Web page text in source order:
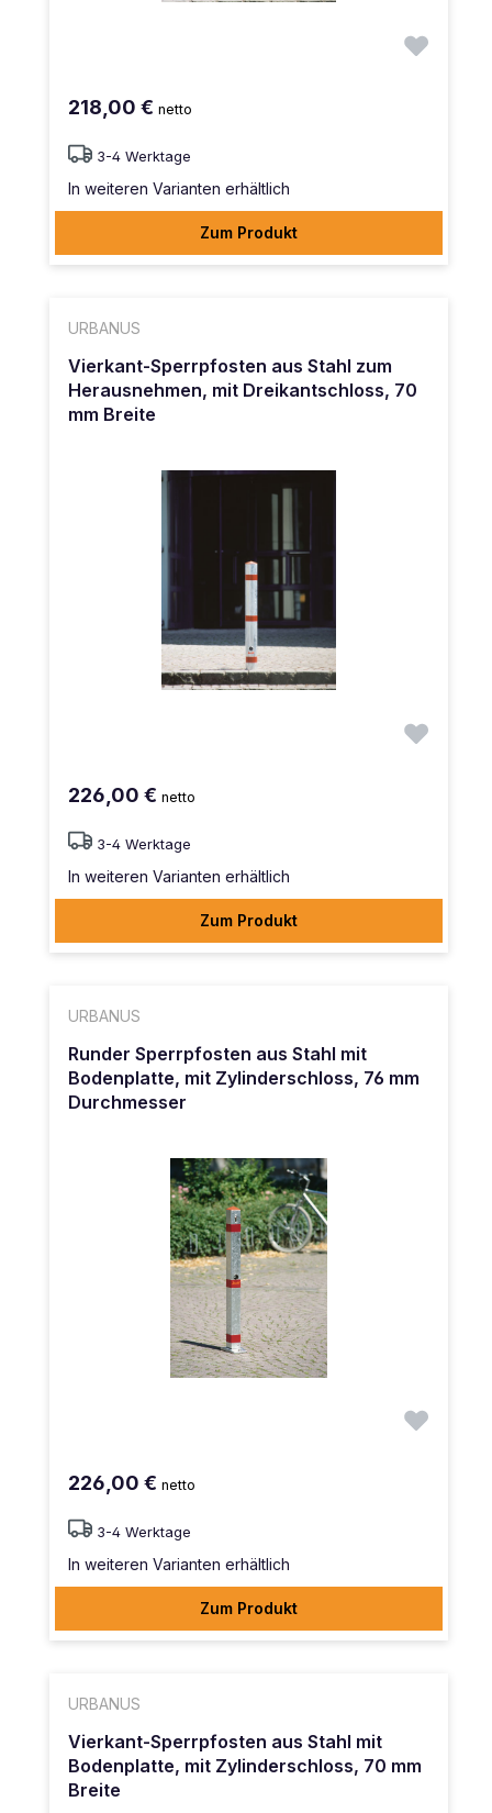
218,00 € netto
3-4 Werktage
In weiteren Varianten erhältlich
Zum Produkt
URBANUS
Vierkant-Sperrpfosten aus Stahl zum
Herausnehmen, mit Dreikantschloss, 70
mm Breite
226,00 € netto
3-4 Werktage
In weiteren Varianten erhältlich
Zum Produkt
URBANUS
Runder Sperrpfosten aus Stahl mit
Bodenplatte, mit Zylinderschloss, 76 mm
Durchmesser
226,00 € netto
3-4 Werktage
In weiteren Varianten erhältlich
Zum Produkt
URBANUS
Vierkant-Sperrpfosten aus Stahl mit
Bodenplatte, mit Zylinderschloss, 70 mm
Breite